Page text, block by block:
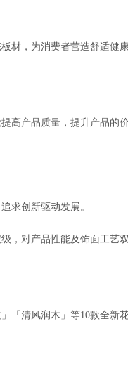
材，为消费者营造舒适健
高产品质量，提升产品的
求创新驱动发展。
，对产品性能及饰面工艺
「清风润木」等10款全新